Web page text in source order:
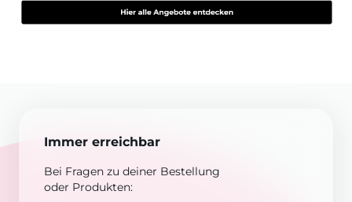
Immer erreichbar
Bei Fragen zu deiner Bestellung
oder Produkten: